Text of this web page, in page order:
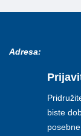
Adresa:
biste